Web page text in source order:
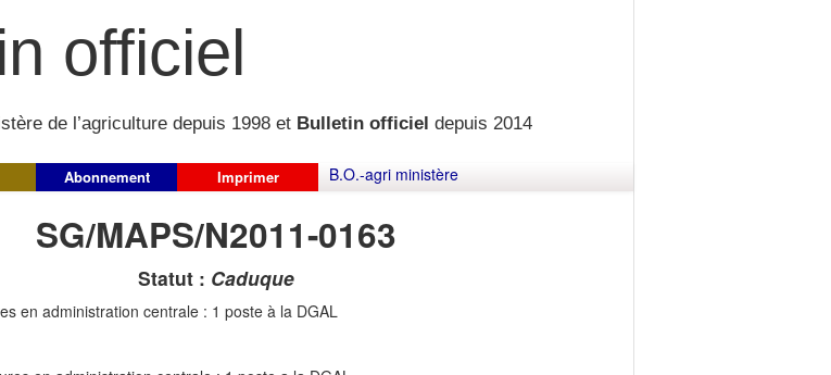
officiel
de l’agriculture depuis 1998 et Bulletin officiel depuis 2014
Abonnement Imprimer B.O.-agri ministère
SG/MAPS/N2011-0163
Statut : Caduque
en administration centrale : 1 poste à la DGAL